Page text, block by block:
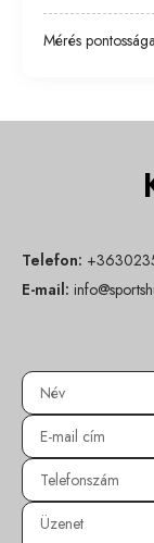
Mérés pontossága
Telefon:
E-mail: